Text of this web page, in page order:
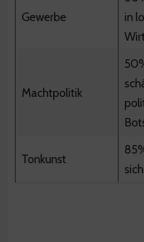
Gewerbe
in
Machtpolitik
Tonkunst